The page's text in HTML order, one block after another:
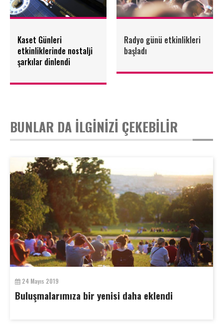
Kaset Günleri
etkinliklerinde nostalji
şarkılar dinlendi
Radyo günü etkinlikleri
başladı
BUNLAR DA İLGİNİZİ ÇEKEBİLİR
24 Mayıs 2019
Buluşmalarımıza bir yenisi daha eklendi